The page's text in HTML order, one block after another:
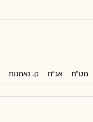
מט"ח אג"ח ק. נאמנות